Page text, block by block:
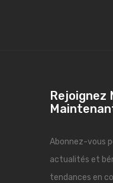
Rejoignez
Abonnez-vous
actualités et
tendances en